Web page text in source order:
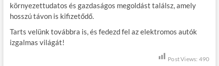
környezettudatos és gazdaságos megoldást találsz, amely
hosszú távon is kifizetődő.
Tarts velünk továbbra is, és fedezd fel az elektromos autók
izgalmas világát!
Post Views: 490